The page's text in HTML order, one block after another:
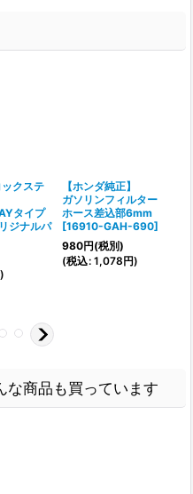
クステ
タイプ
ジナルパ
)
【ホンダ純正】
ガソリンフィルター
ホース差込部6mm
[16910-GAH-690]
980円(税別)
(税込: 1,078円)
な商品も買っています